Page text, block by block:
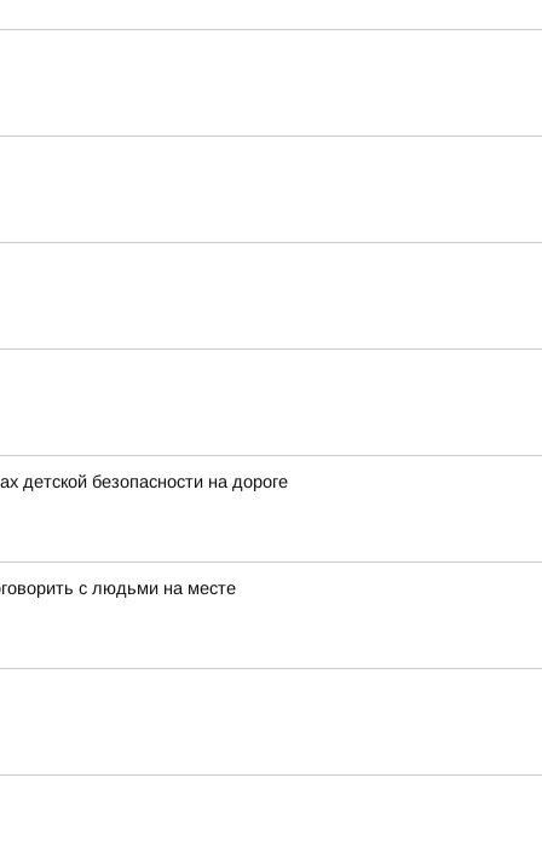
детской безопасности на дороге
с людьми на месте